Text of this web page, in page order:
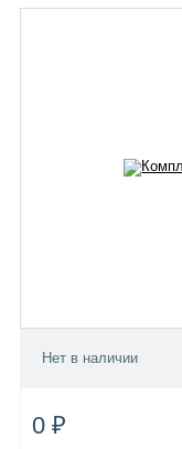
Нет в наличии
0 ₽